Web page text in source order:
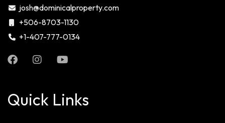
josh@dominicalproperty.com
+506-8703-1130
+1-407-777-0134
Quick Links